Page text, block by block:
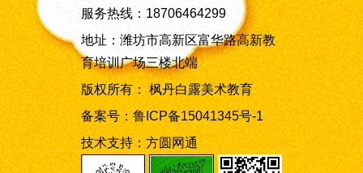
服务热线：18706464299
地址：潍坊市高新区富华路高新教
育培训广场三楼北端
版权所有： 枫丹白露美术教育
备案号： 鲁ICP备15041345号-1
技术支持： 方圆网通